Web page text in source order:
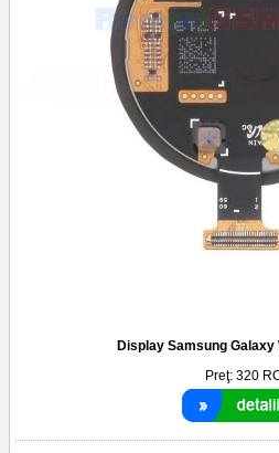
Display Samsung Galaxy
Preţ: 320